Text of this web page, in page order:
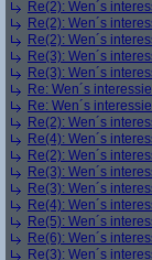
Re(2): Wen´s
Re(2): Wen´s
Re(2): Wen´s
Re(3): Wen´s
Re(3): Wen´s
Re: Wen´s
Re: Wen´s
Re(2): Wen´s
Re(4): Wen´s
Re(2): Wen´s
Re(3): Wen´s
Re(3): Wen´s
Re(4): Wen´s
Re(5): Wen´s
Re(6): Wen´s
Re(3): Wen´s